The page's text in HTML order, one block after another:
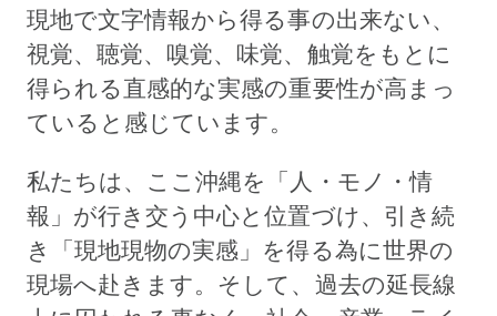
現地で文字情報から得る事の出来ない、
視覚、聴覚、嗅覚、味覚、触覚をもとに
得られる直感的な実感の重要性が高まっ
ていると感じています。
私たちは、ここ沖縄を「人・モノ・情
報」が行き交う中心と位置づけ、引き続
き「現地現物の実感」を得る為に世界の
現場へ赴きます。そして、過去の延長線